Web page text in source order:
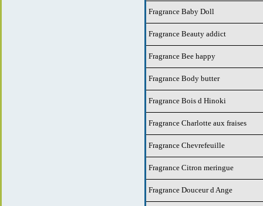
Fragrance Baby Doll
Fragrance Beauty addict
Fragrance Bee happy
Fragrance Body butter
Fragrance Bois d Hinoki
Fragrance Charlotte aux fraises
Fragrance Chevrefeuille
Fragrance Citron meringue
Fragrance Douceur d Ange